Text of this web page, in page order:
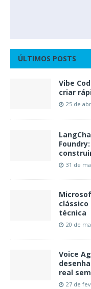
ÚLTIMOS POSTS
Vibe
criar
25 de
31 de
técnica
20 de
Voice
real
27 de